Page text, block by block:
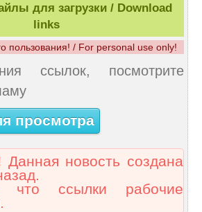
для загрузки / Download
links
пользования! / For personal use only!
ссылок, посмотрите
просмотра
Данная новость создана
что ссылки рабочие